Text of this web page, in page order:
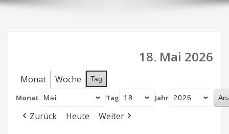
18. Mai 2026
Monat Woche Tag
Monat Tag Jahr
Zurück Heute Weiter